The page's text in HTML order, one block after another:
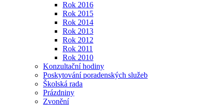
Rok 2016
Rok 2015
Rok 2014
Rok 2013
Rok 2012
Rok 2011
Rok 2010
Konzultační hodiny
Poskytování poradenských služeb
Školská rada
Prázdniny
Zvonění